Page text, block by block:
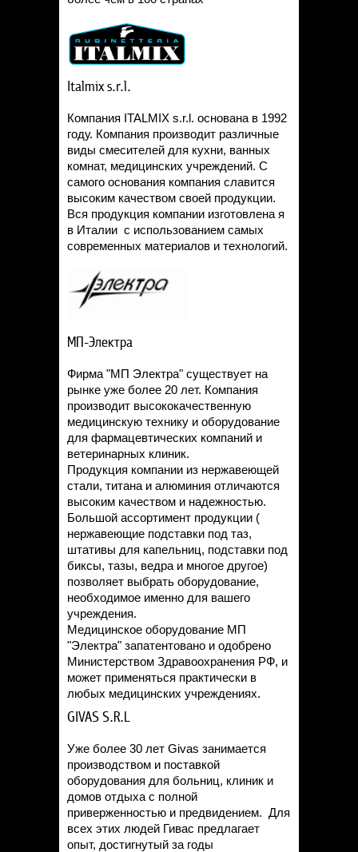
Italmix s.r.l.
Компания ITALMIX s.r.l. основана в 1992
году. Компания производит различные
виды смесителей для кухни, ванных
комнат, медицинских учреждений. С
самого основания компания славится
высоким качеством своей продукции.
Вся продукция компании изготовлена я
в Италии с использованием самых
современных материалов и технологий.
МП-Электра
Фирма "МП Электра" существует на
рынке уже более 20 лет. Компания
производит высококачественную
медицинскую технику и оборудование
для фармацевтических компаний и
ветеринарных клиник.
Продукция компании из нержавеющей
стали, титана и алюминия отличаются
высоким качеством и надежностью.
Большой ассортимент продукции (
нержавеющие подставки под таз,
штативы для капельниц, подставки под
биксы, тазы, ведра и многое другое)
позволяет выбрать оборудование,
необходимое именно для вашего
учреждения.
Медицинское оборудование МП
"Электра" запатентовано и одобрено
Министерством Здравоохранения РФ, и
может применяться практически в
любых медицинских учреждениях.
GIVAS S.R.L
Уже более 30 лет Givas занимается
производством и поставкой
оборудования для больниц, клиник и
домов отдыха с полной
приверженностью и предвидением. Для
всех этих людей Гивас предлагает
опыт, достигнутый за годы